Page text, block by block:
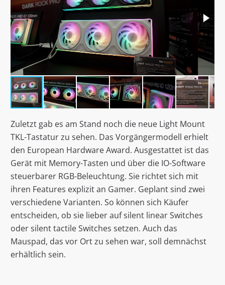
Zuletzt gab es am Stand noch die neue Light Mount
TKL-Tastatur zu sehen. Das Vorgängermodell erhielt
den European Hardware Award. Ausgestattet ist das
Gerät mit Memory-Tasten und über die IO-Software
steuerbarer RGB-Beleuchtung. Sie richtet sich mit
ihren Features explizit an Gamer. Geplant sind zwei
verschiedene Varianten. So können sich Käufer
entscheiden, ob sie lieber auf silent linear Switches
oder silent tactile Switches setzen. Auch das
Mauspad, das vor Ort zu sehen war, soll demnächst
erhältlich sein.